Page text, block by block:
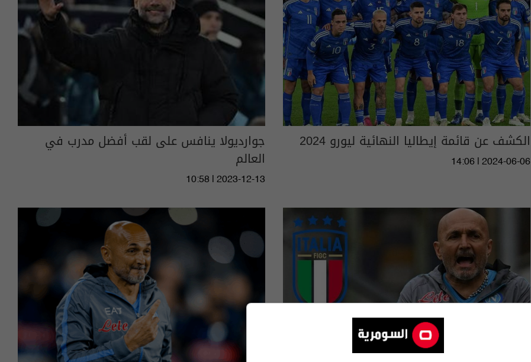
الكشف عن قائمة إيطاليا النهائية ليورو 2024
14:06 | 2024-06-06
جوارديولا ينافس على لقب أفضل مدرب في
العالم
10:58 | 2023-12-13